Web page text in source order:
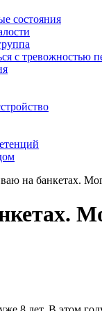
состояния
с тревожностью
на банкетах.